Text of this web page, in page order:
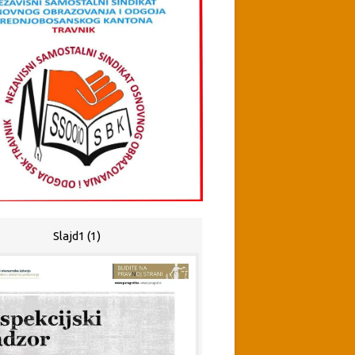
Slajd1 (1)